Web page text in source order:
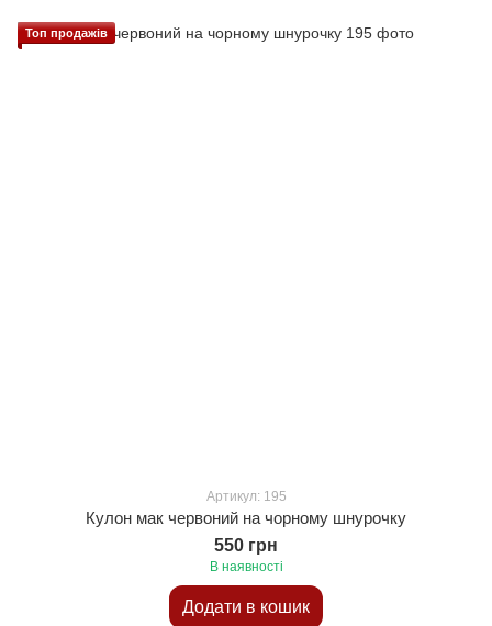
Топ продажів
Артикул: 195
Кулон мак червоний на чорному шнурочку
550 грн
В наявності
Додати в кошик